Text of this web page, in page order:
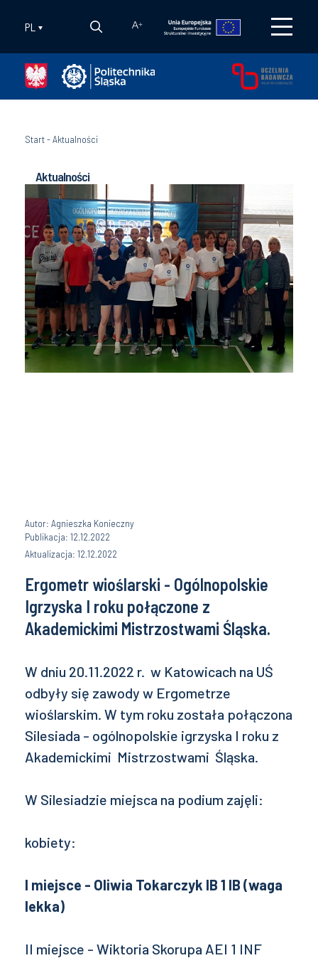
PL A+
Start-Aktualności
Aktualności
Autor: Agnieszka Konieczny
Publikacja: 12.12.2022
Aktualizacja: 12.12.2022
Ergometr wioślarski - Ogólnopolskie
Igrzyska I roku połączone z
Akademickimi Mistrzostwami Śląska.
W dniu 20.11.2022 r. w Katowicach na UŚ
odbyły się zawody w Ergometrze
wioślarskim. W tym roku została połączona
Silesiada - ogólnopolskie igrzyska I roku z
Akademickimi Mistrzostwami Śląska.
W Silesiadzie miejsca na podium zajęli:
kobiety:
I miejsce - Oliwia Tokarczyk IB 1 IB (waga
lekka)
II miejsce - Wiktoria Skorupa AEI 1 INF